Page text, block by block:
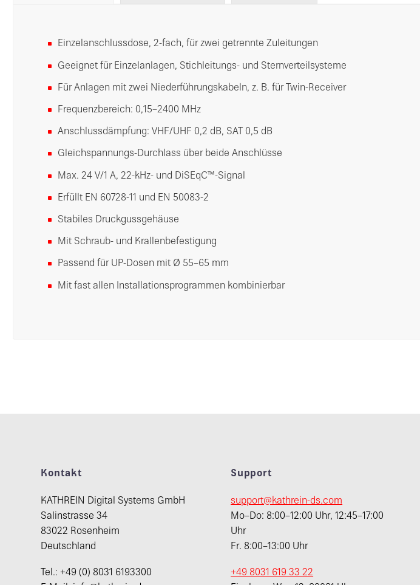
Einzelanschlussdose, 2-fach, für zwei getrennte Zuleitungen
Geeignet für Einzelanlagen, Stichleitungs- und Sternverteilsysteme
Für Anlagen mit zwei Niederführungskabeln, z. B. für Twin-Receiver
Frequenzbereich: 0,15–2400 MHz
Anschlussdämpfung: VHF/UHF 0,2 dB, SAT 0,5 dB
Gleichspannungs-Durchlass über beide Anschlüsse
Max. 24 V/1 A, 22-kHz- und DiSEqC™-Signal
Erfüllt EN 60728-11 und EN 50083-2
Stabiles Druckgussgehäuse
Mit Schraub- und Krallenbefestigung
Passend für UP-Dosen mit Ø 55–65 mm
Mit fast allen Installationsprogrammen kombinierbar
Kontakt
KATHREIN Digital Systems GmbH
Salinstrasse 34
83022 Rosenheim
Deutschland
Tel.: +49 (0) 8031 6193300
Support
support@kathrein-ds.com
Mo–Do: 8:00–12:00 Uhr, 12:45–17:00
Uhr
Fr. 8:00–13:00 Uhr
+49 8031 619 33 22